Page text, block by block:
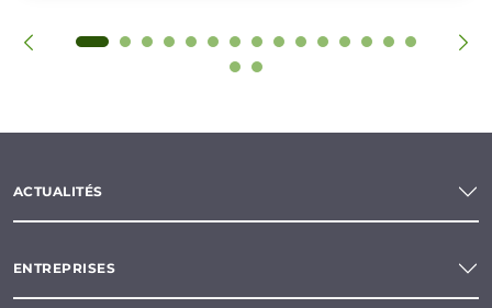
ACTUALITÉS
ENTREPRISES